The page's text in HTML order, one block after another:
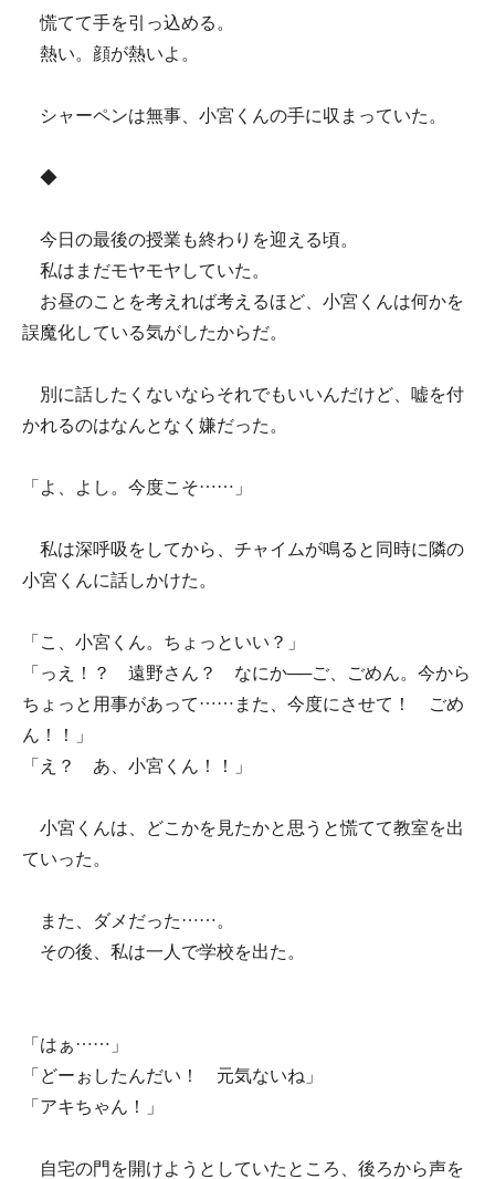
慌てて手を引っ込める。
熱い。顔が熱いよ。
シャーペンは無事、小宮くんの手に収まっていた。
◆
今日の最後の授業も終わりを迎える頃。
私はまだモヤモヤしていた。
お昼のことを考えれば考えるほど、小宮くんは何かを
誤魔化している気がしたからだ。
別に話したくないならそれでもいいんだけど、嘘を付
かれるのはなんとなく嫌だった。
「よ、よし。今度こそ……」
私は深呼吸をしてから、チャイムが鳴ると同時に隣の
小宮くんに話しかけた。
「こ、小宮くん。ちょっといい？」
「っえ！？ 遠野さん？ なにか──ご、ごめん。今から
ちょっと用事があって……また、今度にさせて！ ごめ
ん！！」
「え？ あ、小宮くん！！」
小宮くんは、どこかを見たかと思うと慌てて教室を出
ていった。
また、ダメだった……。
その後、私は一人で学校を出た。
「はぁ……」
「どーぉしたんだい！ 元気ないね」
「アキちゃん！」
自宅の門を開けようとしていたところ、後ろから声を